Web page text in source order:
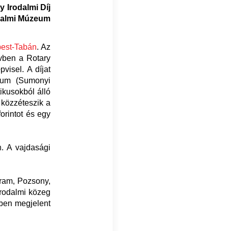
Irodalmi Díj
Múzeum
Tabán. Az
a Rotary
A díjat
(Sumonyi
álló
a
és egy
A vajdasági
Pozsony,
közeg
megjelent